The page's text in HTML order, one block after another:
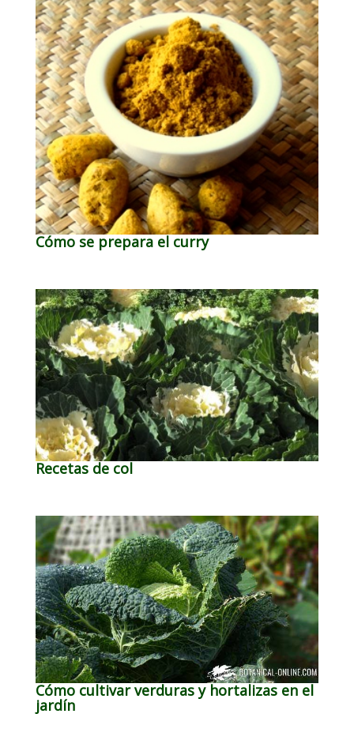
Cómo se prepara el curry
Recetas de col
Cómo cultivar verduras y hortalizas en el
jardín